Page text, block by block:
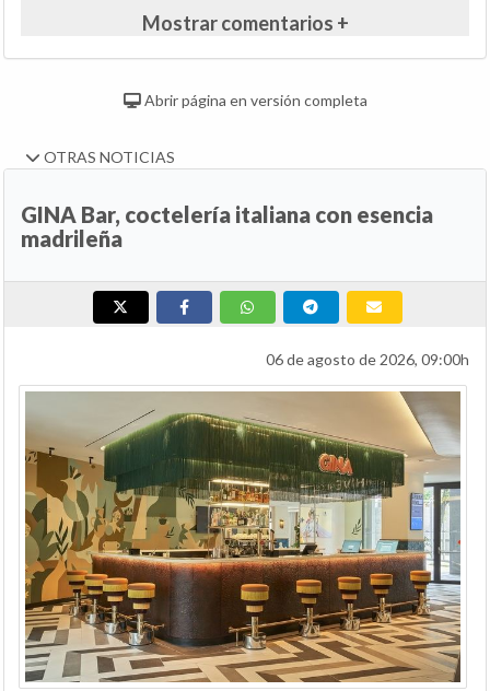
Mostrar comentarios +
Abrir página en versión completa
OTRAS NOTICIAS
GINA Bar, coctelería italiana con esencia
madrileña
06 de agosto de 2026, 09:00h